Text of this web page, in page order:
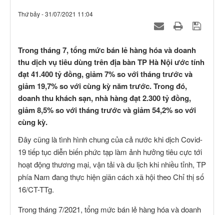
Thứ bảy - 31/07/2021 11:04
Trong tháng 7, tổng mức bán lẻ hàng hóa và doanh
thu dịch vụ tiêu dùng trên địa bàn TP Hà Nội ước tính
đạt 41.400 tỷ đồng, giảm 7% so với tháng trước và
giảm 19,7% so với cùng kỳ năm trước. Trong đó,
doanh thu khách sạn, nhà hàng đạt 2.300 tỷ đồng,
giảm 8,5% so với tháng trước và giảm 54,2% so với
cùng kỳ.
Đây cũng là tình hình chung của cả nước khi dịch Covid-
19 tiếp tục diễn biến phức tạp làm ảnh hưởng tiêu cực tới
hoạt động thương mại, vận tải và du lịch khi nhiều tỉnh, TP
phía Nam đang thực hiện giãn cách xã hội theo Chỉ thị số
16/CT-TTg.
Trong tháng 7/2021, tổng mức bán lẻ hàng hóa và doanh